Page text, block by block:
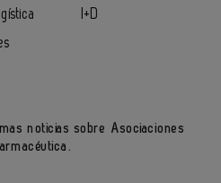
I+D
noticias sobre Asociaciones